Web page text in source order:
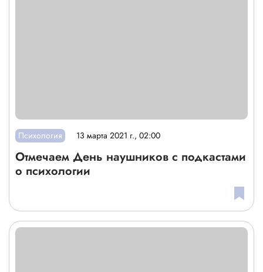
Психология 13 марта 2021 г., 02:00
Отмечаем День наушников с подкастами
о психологии